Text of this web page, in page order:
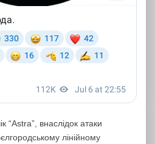
“Astra”, внаслідок атаки
лінійному